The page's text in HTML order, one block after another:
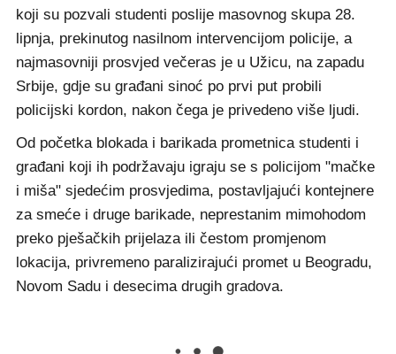
koji su pozvali studenti poslije masovnog skupa 28.
lipnja, prekinutog nasilnom intervencijom policije, a
najmasovniji prosvjed večeras je u Užicu, na zapadu
Srbije, gdje su građani sinoć po prvi put probili
policijski kordon, nakon čega je privedeno više ljudi.
Od početka blokada i barikada prometnica studenti i
građani koji ih podržavaju igraju se s policijom "mačke
i miša" sjedećim prosvjedima, postavljajući kontejnere
za smeće i druge barikade, neprestanim mimohodom
preko pješačkih prijelaza ili čestom promjenom
lokacija, privremeno paralizirajući promet u Beogradu,
Novom Sadu i desecima drugih gradova.